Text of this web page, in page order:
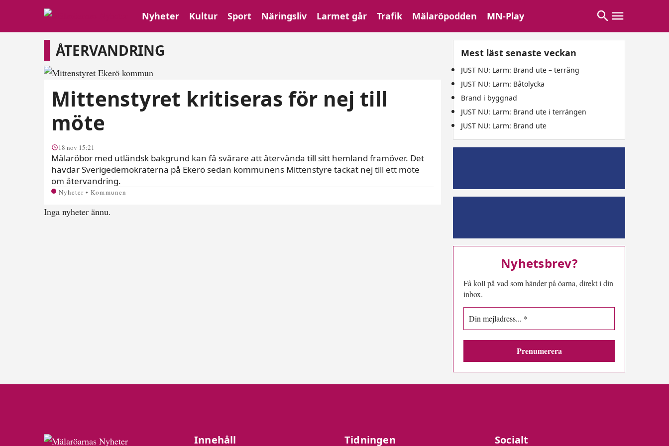
Nyheter Kultur Sport Näringsliv Larmet går Trafik Mälaröpodden MN-Play
Återvandring
ÅTERVANDRING
Mittenstyret kritiseras för nej till
möte
18 nov 15:21
Mälaröbor med utländsk bakgrund kan få svårare att återvända till sitt hemland framöver. Det
hävdar Sverigedemokraterna på Ekerö sedan kommunens Mittenstyre tackat nej till ett möte
om återvandring.
Nyheter • Kommunen
Inga nyheter ännu.
Mest läst senaste veckan
JUST NU: Larm: Brand ute – terräng
JUST NU: Larm: Båtolycka
Brand i byggnad
JUST NU: Larm: Brand ute i terrängen
JUST NU: Larm: Brand ute
Nyhetsbrev?
Få koll på vad som händer på öarna, direkt i din
inbox.
Innehåll Tidningen Socialt